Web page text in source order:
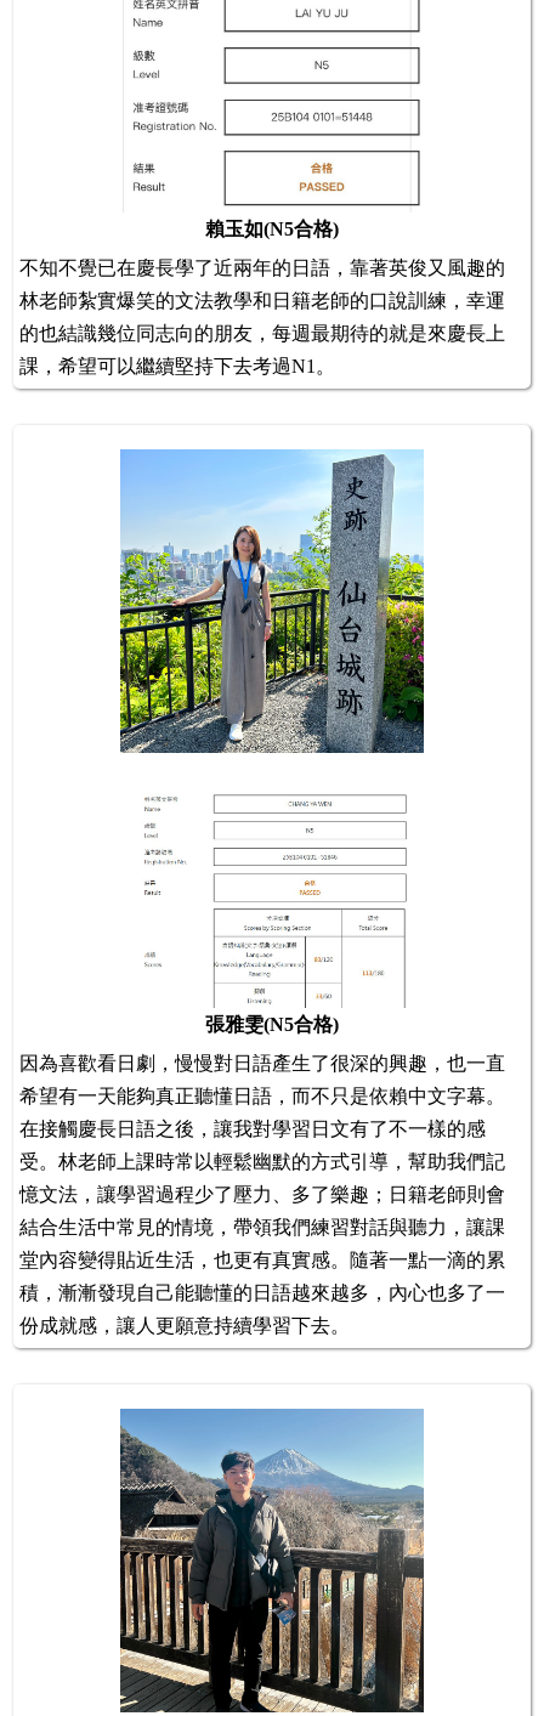
賴玉如(N5合格)
不知不覺已在慶長學了近兩年的日語，靠著英俊又風趣的
林老師紮實爆笑的文法教學和日籍老師的口說訓練，幸運
的也結識幾位同志向的朋友，每週最期待的就是來慶長上
課，希望可以繼續堅持下去考過N1。
張雅雯(N5合格)
因為喜歡看日劇，慢慢對日語產生了很深的興趣，也一直
希望有一天能夠真正聽懂日語，而不只是依賴中文字幕。
在接觸慶長日語之後，讓我對學習日文有了不一樣的感
受。林老師上課時常以輕鬆幽默的方式引導，幫助我們記
憶文法，讓學習過程少了壓力、多了樂趣；日籍老師則會
結合生活中常見的情境，帶領我們練習對話與聽力，讓課
堂內容變得貼近生活，也更有真實感。隨著一點一滴的累
積，漸漸發現自己能聽懂的日語越來越多，內心也多了一
份成就感，讓人更願意持續學習下去。